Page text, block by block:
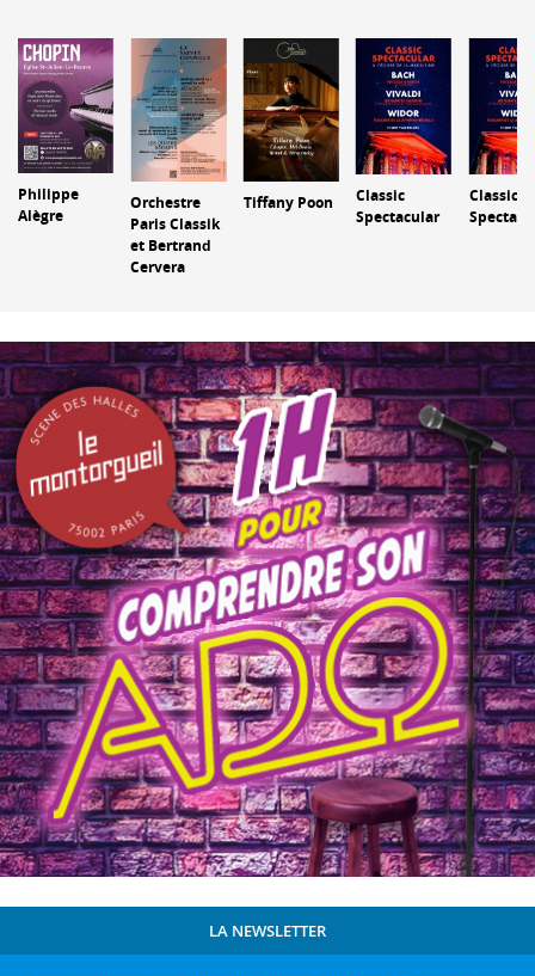
Philippe
Alègre
Orchestre
Paris Classik
et Bertrand
Cervera
Tiffany Poon
Classic
Spectacular
Classic
LA NEWSLETTER